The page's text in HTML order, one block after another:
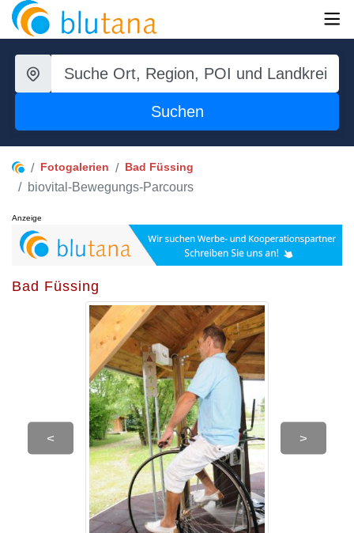
Suchen
Fotogalerien Bad Füssing
biovital-Bewegungs-Parcours
Anzeige
Bad Füssing
< >